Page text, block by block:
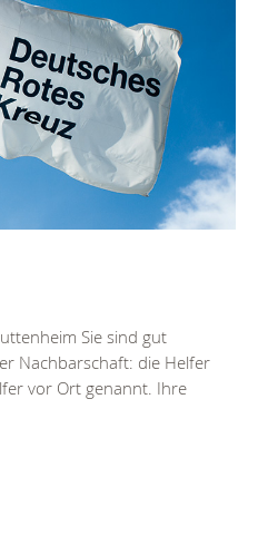
Sie sind gut
Nachbarschaft: die Helfer
vor Ort genannt. Ihre